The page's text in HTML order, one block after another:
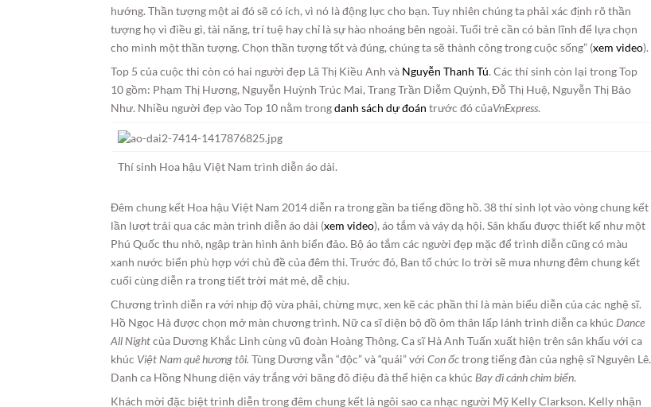
hướng. Thần tượng một ai đó sẽ có ích, vì nó là động lực cho bạn. Tuy nhiên chúng ta phải xác định rõ thần
tượng họ vì điều gì, tài năng, trí tuệ hay chỉ là sự hào nhoáng bên ngoài. Tuổi trẻ cần có bản lĩnh để lựa chọn
cho mình một thần tượng. Chọn thần tượng tốt và đúng, chúng ta sẽ thành công trong cuộc sống” (xem video).
Top 5 của cuộc thi còn có hai người đẹp Lã Thị Kiều Anh và Nguyễn Thanh Tú. Các thí sinh còn lại trong Top
10 gồm: Phạm Thị Hương, Nguyễn Huỳnh Trúc Mai, Trang Trần Diễm Quỳnh, Đỗ Thị Huệ, Nguyễn Thị Bảo
Như. Nhiều người đẹp vào Top 10 nằm trongdanh sách dự đoán trước đó củaVnExpress.
Thí sinh Hoa hậu Việt Nam trình diễn áo dài.
Đêm chung kết Hoa hậu Việt Nam 2014 diễn ra trong gần ba tiếng đồng hồ. 38 thí sinh lọt vào vòng chung kết
lần lượt trải qua các màn trình diễn áo dài (xem video), áo tắm và váy dạ hội. Sân khấu được thiết kế như một
Phú Quốc thu nhỏ, ngập tràn hình ảnh biển đảo. Bộ áo tắm các người đẹp mặc để trình diễn cũng có màu
xanh nước biển phù hợp với chủ đề của đêm thi. Trước đó, Ban tổ chức lo trời sẽ mưa nhưng đêm chung kết
cuối cùng diễn ra trong tiết trời mát mẻ, dễ chịu.
Chương trình diễn ra với nhịp độ vừa phải, chừng mực, xen kẽ các phần thi là màn biểu diễn của các nghệ sĩ.
Hồ Ngọc Hà được chọn mở màn chương trình. Nữ ca sĩ diện bộ đồ ôm thân lấp lánh trình diễn ca khúc Dance
All Nightcủa Dương Khắc Linh cùng vũ đoàn Hoàng Thông. Ca sĩ Hà Anh Tuấn xuất hiện trên sân khấu với ca
khúc Việt Nam quê hương tôi.Tùng Dương vẫn “độc” và “quái” vớiCon ốctrong tiếng đàn của nghệ sĩ Nguyên Lê.
Danh ca Hồng Nhung diện váy trắng với băng đô điệu đà thể hiện ca khúc Bay đi cánh chim biển.
Khách mời đặc biệt trình diễn trong đêm chung kết là ngôi sao ca nhạc người Mỹ Kelly Clarkson. Kelly nhận